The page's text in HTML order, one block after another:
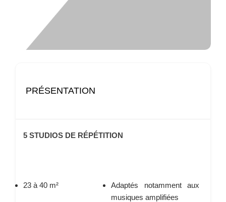
PRÉSENTATION
5 STUDIOS DE RÉPÉTITION
23 à 40 m²
Adaptés notamment aux
musiques amplifiées